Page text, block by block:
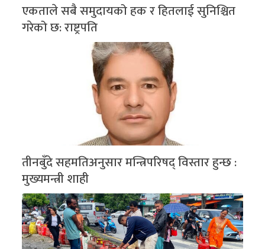
एकताले सबै समुदायको हक र हितलाई सुनिश्चित
गरेको छ: राष्ट्रपति
तीनबुँदे सहमतिअनुसार मन्त्रिपरिषद् विस्तार हुन्छ :
मुख्यमन्त्री शाही